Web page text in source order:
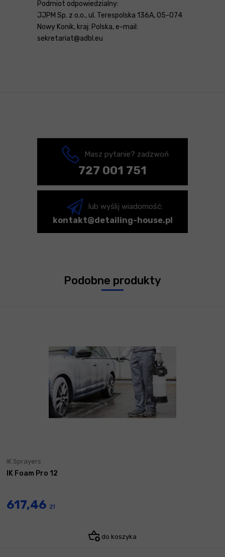
Podmiot odpowiedzialny:
JJPM Sp. z o.o., ul. Terespolska 136A, 05-074
Nowy Konik, kraj: Polska, e-mail:
sekretariat@adbl.eu
Masz pytanie? zadzwoń
727 001 751
lub wyślij wiadomość:
kontakt@detailing-house.pl
Podobne produkty
IK Sprayers
IK Foam Pro 12
617,46 zł
do koszyka